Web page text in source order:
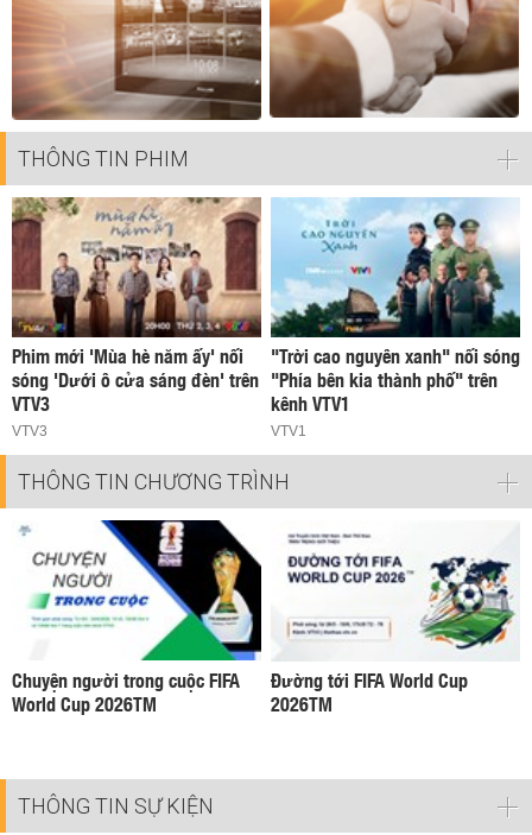
THÔNG TIN PHIM
Phim mới 'Mùa hè năm ấy' nối
sóng 'Dưới ô cửa sáng đèn' trên
VTV3
VTV3
"Trời cao nguyên xanh" nối sóng
"Phía bên kia thành phố" trên
kênh VTV1
VTV1
THÔNG TIN CHƯƠNG TRÌNH
Chuyện người trong cuộc FIFA
World Cup 2026TM
Đường tới FIFA World Cup
2026TM
THÔNG TIN SỰ KIỆN